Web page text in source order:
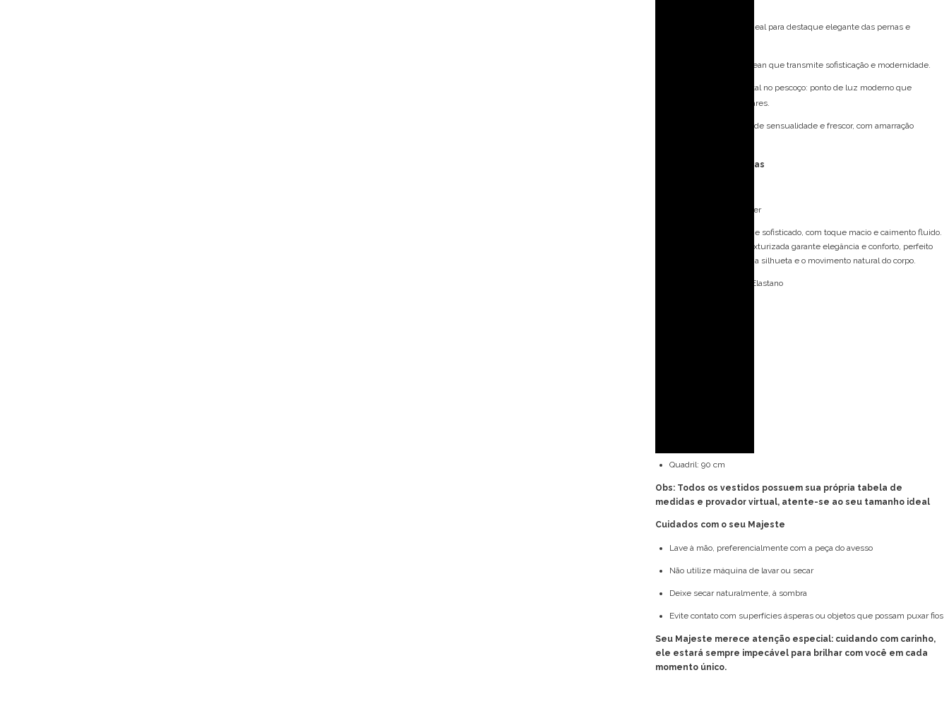
Curto: comprimento ideal para destaque elegante das pernas e
Minimalista: design clean que transmite sofisticação e modernidade.
Maxi acessório de metal no pescoço: ponto de luz moderno que
dispensa o uso de colares.
Costas abertas: toque de sensualidade e frescor, com amarração
Especificações Técnicas
Composição: 100% Poliéster
Crepe Infinity: tecido leve e sofisticado, com toque macio e caimento fluido.
Sua textura levemente texturizada garante elegância e conforto, perfeito
para peças que valorizam a silhueta e o movimento natural do corpo.
Forro: 92% Poliéster 08% Elastano
Quadril: 90 cm
Obs: Todos os vestidos possuem sua própria tabela de
medidas e provador virtual, atente-se ao seu tamanho ideal
Cuidados com o seu Majeste
Lave à mão, preferencialmente com a peça do avesso
Não utilize máquina de lavar ou secar
Deixe secar naturalmente, à sombra
Evite contato com superfícies ásperas ou objetos que possam puxar fios
Seu Majeste merece atenção especial: cuidando com carinho,
ele estará sempre impecável para brilhar com você em cada
momento único.